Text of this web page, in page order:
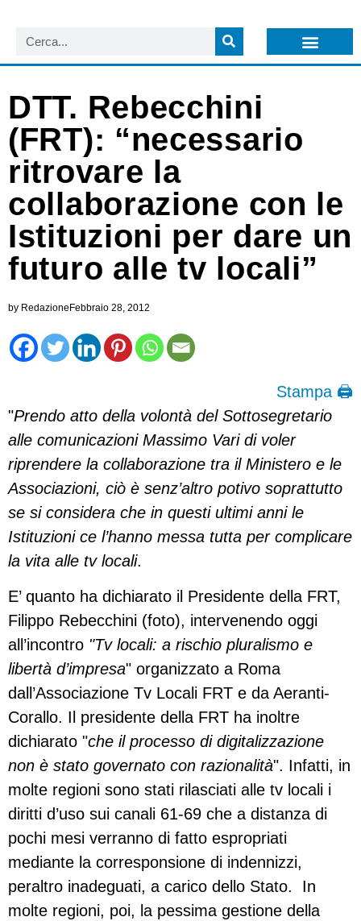
DTT. Rebecchini
(FRT): “necessario
ritrovare la
collaborazione con le
Istituzioni per dare un
futuro alle tv locali”
by Redazione Febbraio 28, 2012
Stampa 🖨
"Prendo atto della volontà del Sottosegretario
alle comunicazioni Massimo Vari di voler
riprendere la collaborazione tra il Ministero e le
Associazioni, ciò è senz’altro potivo soprattutto
se si considera che in questi ultimi anni le
Istituzioni ce l’hanno messa tutta per complicare
la vita alle tv locali.
E’ quanto ha dichiarato il Presidente della FRT,
Filippo Rebecchini (foto), intervenendo oggi
all’incontro "Tv locali: a rischio pluralismo e
libertà d’impresa" organizzato a Roma
dall’Associazione Tv Locali FRT e da Aeranti-
Corallo. Il presidente della FRT ha inoltre
dichiarato "che il processo di digitalizzazione
non è stato governato con razionalità". Infatti, in
molte regioni sono stati rilasciati alle tv locali i
diritti d’uso sui canali 61-69 che a distanza di
pochi mesi verranno di fatto espropriati
mediante la corresponsione di indennizzi,
peraltro inadeguati, a carico dello Stato. In
molte regioni, poi, la pessima gestione della